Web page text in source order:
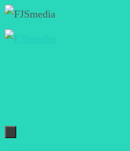
Zum
Inhalt